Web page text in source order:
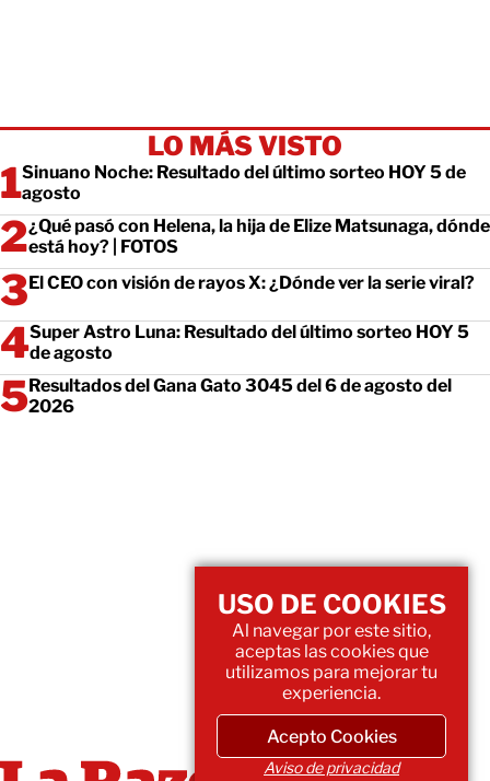
LO MÁS VISTO
Sinuano Noche: Resultado del último sorteo HOY 5 de
agosto
¿Qué pasó con Helena, la hija de Elize Matsunaga, dónde
está hoy? | FOTOS
El CEO con visión de rayos X: ¿Dónde ver la serie viral?
Super Astro Luna: Resultado del último sorteo HOY 5
de agosto
Resultados del Gana Gato 3045 del 6 de agosto del
2026
USO DE COOKIES
Al navegar por este sitio,
aceptas las cookies que
utilizamos para mejorar tu
experiencia.
Acepto Cookies
Aviso de privacidad